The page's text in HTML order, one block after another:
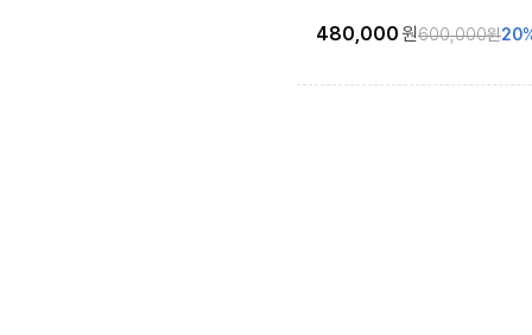
480,000원600,000원20